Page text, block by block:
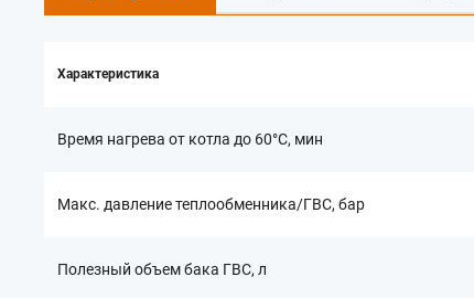
Характеристика
Время нагрева от котла до 60°С, мин
Макс. давление теплообменника/ГВС, бар
Полезный объем бака ГВС, л